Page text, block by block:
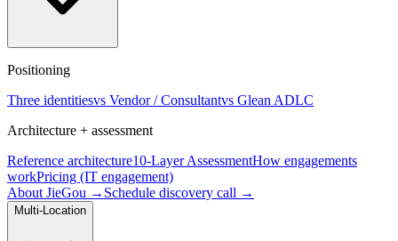
Positioning
Three identitiesvs Vendor / Consultantvs Glean ADLC
Architecture + assessment
Reference architecture10-Layer AssessmentHow engagements
workPricing (IT engagement)
About JieGou → Schedule discovery call →
Multi-Location